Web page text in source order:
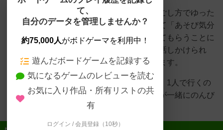
みんなでもひとりでも、自分にあわせた過ごし方でゆった
り遊べる店舗です。店独自の取り組みとして「あそび気分
プレート」というものがあり、任意でつけてもらうことに
より相席しやすくしたり、店員にもあまり話しかけられ
ず、１人や身内でじっくり遊ぶことができます。
ボードゲーム初めてで遊んだことないよー、1人で行くの
はちょっとこわいなという人でもスタッフが一緒にのんび
り遊ばせてもらいます✨️
て、
自分のデータを管理しませんか？
約75,000人がボドゲーマを利用中！
遊んだボードゲームを記録する
気になるゲームのレビューを読む
お気に入り作品・所有リストの共
有
ログイン / 会員登録（10秒）